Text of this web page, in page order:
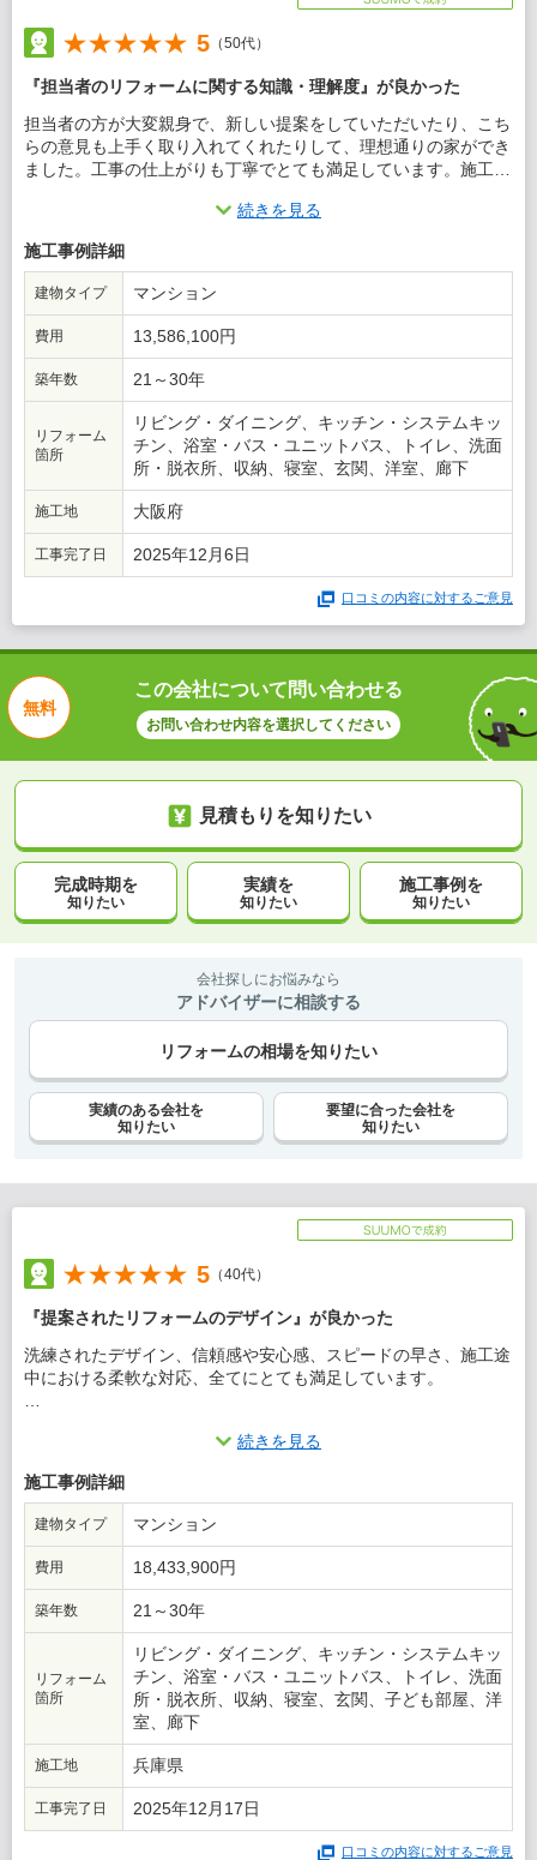
5 （50代）
『担当者のリフォームに関する知識・理解度』が良かった
担当者の方が大変親身で、新しい提案をしていただいたり、こち
らの意見も上手く取り入れてくれたりして、理想通りの家ができ
ました。工事の仕上がりも丁寧でとても満足しています。施工費
対応早く、施工方法のノウハウもたくさん持たれていると思った
から。
続きを見る
施工事例詳細
建物タイプ マンション
費用 13,586,100円
築年数 21～30年
リフォーム
箇所
リビング・ダイニング、キッチン・システムキッ
チン、浴室・バス・ユニットバス、トイレ、洗面
所・脱衣所、収納、寝室、玄関、洋室、廊下
施工地 大阪府
工事完了日 2025年12月6日
口コミの内容に対するご意見
無料
この会社について問い合わせる
お問い合わせ内容を選択してください
見積もりを知りたい
完成時期を
知りたい
実績を
知りたい
施工事例を
知りたい
会社探しにお悩みなら
アドバイザーに相談する
リフォームの相場を知りたい
実績のある会社を
知りたい
要望に合った会社を
知りたい
5 （40代）
『提案されたリフォームのデザイン』が良かった
洗練されたデザイン、信頼感や安心感、スピードの早さ、施工途
中における柔軟な対応、全てにとても満足しています。
たため、期待感を持って選択しました。
続きを見る
施工事例詳細
建物タイプ マンション
費用 18,433,900円
築年数 21～30年
リフォーム
箇所
リビング・ダイニング、キッチン・システムキッ
チン、浴室・バス・ユニットバス、トイレ、洗面
所・脱衣所、収納、寝室、玄関、子ども部屋、洋
室、廊下
施工地 兵庫県
工事完了日 2025年12月17日
口コミの内容に対するご意見